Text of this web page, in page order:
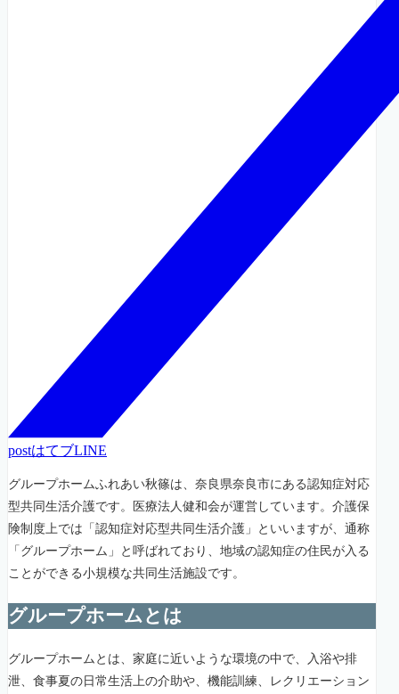
postはてブLINE
グループホームふれあい秋篠は、奈良県奈良市にある認知症対応
型共同生活介護です。医療法人健和会が運営しています。介護保
険制度上では「認知症対応型共同生活介護」といいますが、通称
「グループホーム」と呼ばれており、地域の認知症の住民が入る
ことができる小規模な共同生活施設です。
グループホームとは
グループホームとは、家庭に近いような環境の中で、入浴や排
泄、食事夏の日常生活上の介助や、機能訓練、レクリエーション